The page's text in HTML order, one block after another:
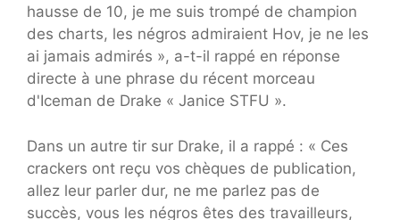
hausse de 10, je me suis trompé de champion
des charts, les négros admiraient Hov, je ne les
ai jamais admirés », a-t-il rappé en réponse
directe à une phrase du récent morceau
d'Iceman de Drake « Janice STFU ».
Dans un autre tir sur Drake, il a rappé : « Ces
crackers ont reçu vos chèques de publication,
allez leur parler dur, ne me parlez pas de
succès, vous les négros êtes des travailleurs,